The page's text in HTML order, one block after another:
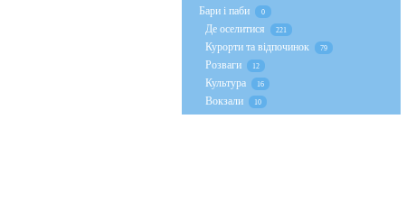
Бари і паби 0
Де оселитися 221
Курорти та відпочинок 79
Розваги 12
Культура 16
Вокзали 10